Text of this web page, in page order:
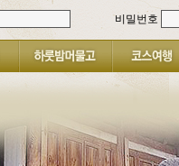
비밀번호